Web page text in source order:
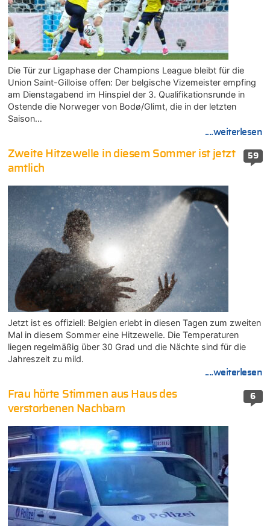
Die Tür zur Ligaphase der Champions League bleibt für die
Union Saint-Gilloise offen: Der belgische Vizemeister empfing
am Dienstagabend im Hinspiel der 3. Qualifikationsrunde in
Ostende die Norweger von Bodø/Glimt, die in der letzten
Saison…
....weiterlesen
59
Zweite Hitzewelle in diesem Sommer ist jetzt
amtlich
Jetzt ist es offiziell: Belgien erlebt in diesen Tagen zum zweiten
Mal in diesem Sommer eine Hitzewelle. Die Temperaturen
liegen regelmäßig über 30 Grad und die Nächte sind für die
Jahreszeit zu mild.
....weiterlesen
6
Frau hörte Stimmen aus Haus des
verstorbenen Nachbarn